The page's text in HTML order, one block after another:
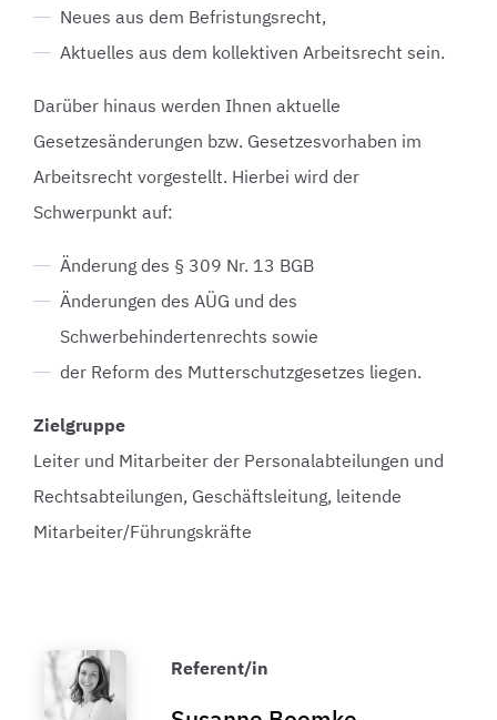
Neues aus dem Befristungsrecht,
Aktuelles aus dem kollektiven Arbeitsrecht sein.
Darüber hinaus werden Ihnen aktuelle
Gesetzesänderungen bzw. Gesetzesvorhaben im
Arbeitsrecht vorgestellt. Hierbei wird der
Schwerpunkt auf:
Änderung des § 309 Nr. 13 BGB
Änderungen des AÜG und des
Schwerbehindertenrechts sowie
der Reform des Mutterschutzgesetzes liegen.
Zielgruppe
Leiter und Mitarbeiter der Personalabteilungen und
Rechtsabteilungen, Geschäftsleitung, leitende
Mitarbeiter/Führungskräfte
Referent/in